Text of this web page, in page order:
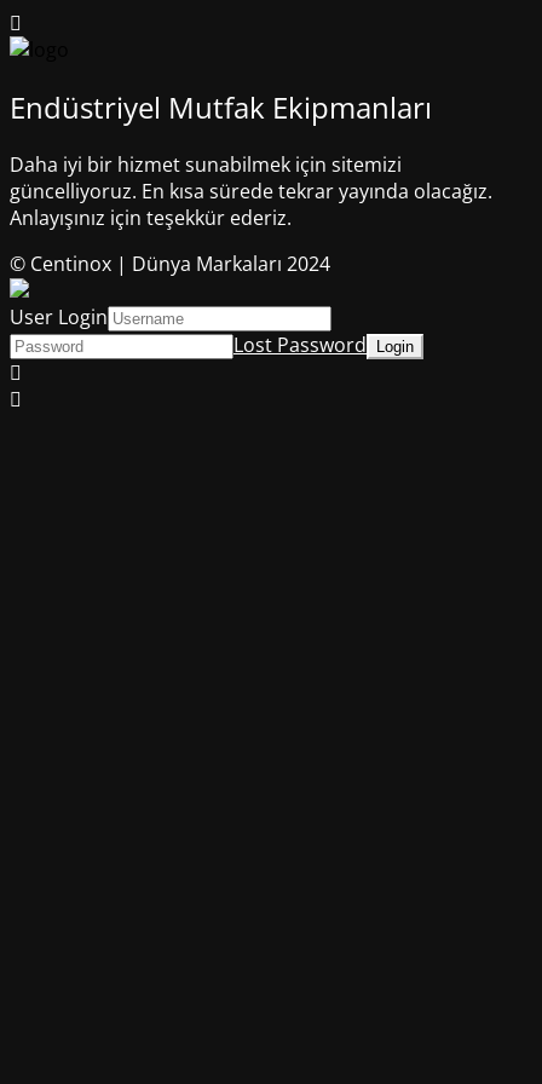
Endüstriyel Mutfak Ekipmanları
Daha iyi bir hizmet sunabilmek için sitemizi
güncelliyoruz. En kısa sürede tekrar yayında olacağız.
Anlayışınız için teşekkür ederiz.
© Centinox | Dünya Markaları 2024
User Login
Lost Password